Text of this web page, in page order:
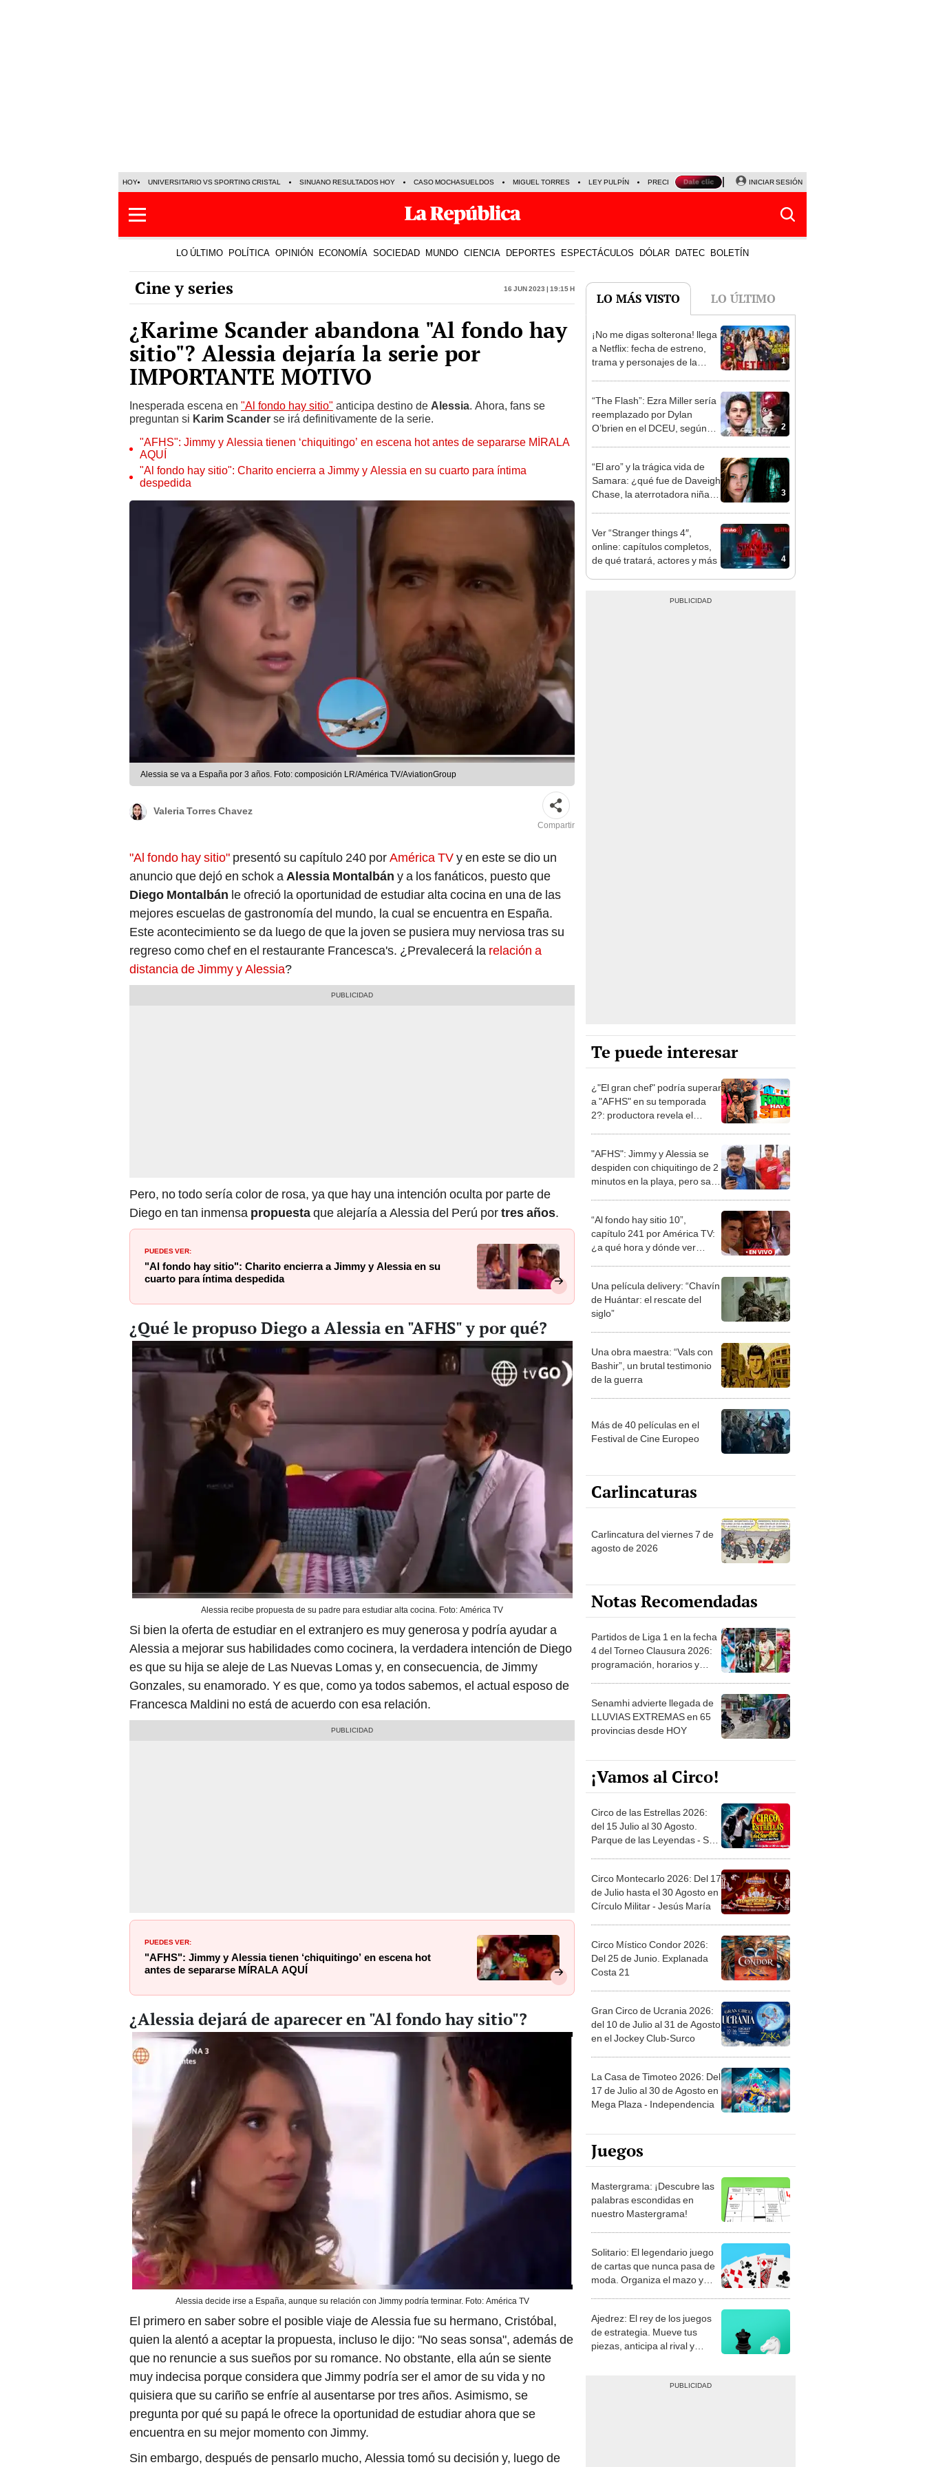
HOY UNIVERSITARIO VS SPORTING CRISTAL SINUANO RESULTADOS HOY CASO MOCHASUELDOS MIGUEL TORRES LEY PULPÍN PRECIO DEL DÓLAR CORTE DE LUZ VIERNES 7 DE AGOSTO
INICIAR SESIÓN
LO ÚLTIMO POLÍTICA OPINIÓN ECONOMÍA SOCIEDAD MUNDO CIENCIA DEPORTES ESPECTÁCULOS DÓLAR DATEC BOLETÍN
Cine y series 16 Jun 2023 | 19:15 h
¿Karime Scander abandona "Al fondo hay
sitio"? Alessia dejaría la serie por
IMPORTANTE MOTIVO
Inesperada escena en "Al fondo hay sitio" anticipa destino de Alessia. Ahora, fans se
preguntan si Karim Scander se irá definitivamente de la serie.
"AFHS": Jimmy y Alessia tienen ‘chiquitingo’ en escena hot antes de separarse MÍRALA
AQUÍ
"Al fondo hay sitio": Charito encierra a Jimmy y Alessia en su cuarto para íntima
despedida
Alessia se va a España por 3 años. Foto: composición LR/América TV/AviationGroup
Valeria Torres Chavez
Compartir
"Al fondo hay sitio" presentó su capítulo 240 porAmérica TVy en este se dio un
anuncio que dejó en schok aAlessia Montalbán y a los fanáticos, puesto que
Diego Montalbán le ofreció la oportunidad de estudiar alta cocina en una de las
mejores escuelas de gastronomía del mundo, la cual se encuentra en España.
Este acontecimiento se da luego de que la joven se pusiera muy nerviosa tras su
regreso como chef en el restaurante Francesca's. ¿Prevalecerá la relación a
distancia de Jimmy y Alessia?
Pero, no todo sería color de rosa, ya que hay una intención oculta por parte de
Diego en tan inmensa propuestaque alejaría a Alessia del Perú portres años.
PUEDES VER:
"Al fondo hay sitio": Charito encierra a Jimmy y Alessia en su
cuarto para íntima despedida
¿Qué le propuso Diego a Alessia en "AFHS" y por qué?
Alessia recibe propuesta de su padre para estudiar alta cocina. Foto: América TV
Si bien la oferta de estudiar en el extranjero es muy generosa y podría ayudar a
Alessia a mejorar sus habilidades como cocinera, la verdadera intención de Diego
es que su hija se aleje de Las Nuevas Lomas y, en consecuencia, de Jimmy
Gonzales, su enamorado. Y es que, como ya todos sabemos, el actual esposo de
Francesca Maldini no está de acuerdo con esa relación.
PUEDES VER:
"AFHS": Jimmy y Alessia tienen ‘chiquitingo’ en escena hot
antes de separarse MÍRALA AQUÍ
¿Alessia dejará de aparecer en "Al fondo hay sitio"?
Alessia decide irse a España, aunque su relación con Jimmy podría terminar. Foto: América TV
El primero en saber sobre el posible viaje de Alessia fue su hermano, Cristóbal,
quien la alentó a aceptar la propuesta, incluso le dijo: "No seas sonsa", además de
que no renuncie a sus sueños por su romance. No obstante, ella aún se siente
muy indecisa porque considera que Jimmy podría ser el amor de su vida y no
quisiera que su cariño se enfríe al ausentarse por tres años. Asimismo, se
pregunta por qué su papá le ofrece la oportunidad de estudiar ahora que se
encuentra en su mejor momento con Jimmy.
Sin embargo, después de pensarlo mucho, Alessia tomó su decisión y, luego de
LO MÁS VISTO LO ÚLTIMO
1
¡No me digas solterona! llega
a Netflix: fecha de estreno,
trama y personajes de la
2
“The Flash”: Ezra Miller sería
reemplazado por Dylan
O’brien en el DCEU, según
3
“El aro” y la trágica vida de
Samara: ¿qué fue de Daveigh
Chase, la aterrotadora niña
4
Ver “Stranger things 4″,
online: capítulos completos,
de qué tratará, actores y más
Te puede interesar
¿"El gran chef" podría superar
a "AFHS" en su temporada
2?: productora revela el
"AFHS": Jimmy y Alessia se
despiden con chiquitingo de 2
minutos en la playa, pero sale
“Al fondo hay sitio 10”,
capítulo 241 por América TV:
¿a qué hora y dónde ver
Una película delivery: “Chavín
de Huántar: el rescate del
siglo”
Una obra maestra: “Vals con
Bashir”, un brutal testimonio
de la guerra
Más de 40 películas en el
Festival de Cine Europeo
Carlincaturas
Carlincatura del viernes 7 de
agosto de 2026
Notas Recomendadas
Partidos de Liga 1 en la fecha
4 del Torneo Clausura 2026:
programación, horarios y
Senamhi advierte llegada de
LLUVIAS EXTREMAS en 65
provincias desde HOY
¡Vamos al Circo!
Circo de las Estrellas 2026:
del 15 Julio al 30 Agosto.
Parque de las Leyendas - San
Circo Montecarlo 2026: Del 17
de Julio hasta el 30 Agosto en
Círculo Militar - Jesús María
Circo Místico Condor 2026:
Del 25 de Junio. Explanada
Costa 21
Gran Circo de Ucrania 2026:
del 10 de Julio al 31 de Agosto
en el Jockey Club-Surco
La Casa de Timoteo 2026: Del
17 de Julio al 30 de Agosto en
Mega Plaza - Independencia
Juegos
Mastergrama: ¡Descubre las
palabras escondidas en
nuestro Mastergrama!
Solitario: El legendario juego
de cartas que nunca pasa de
moda. Organiza el mazo y
Ajedrez: El rey de los juegos
de estrategia. Mueve tus
piezas, anticipa al rival y